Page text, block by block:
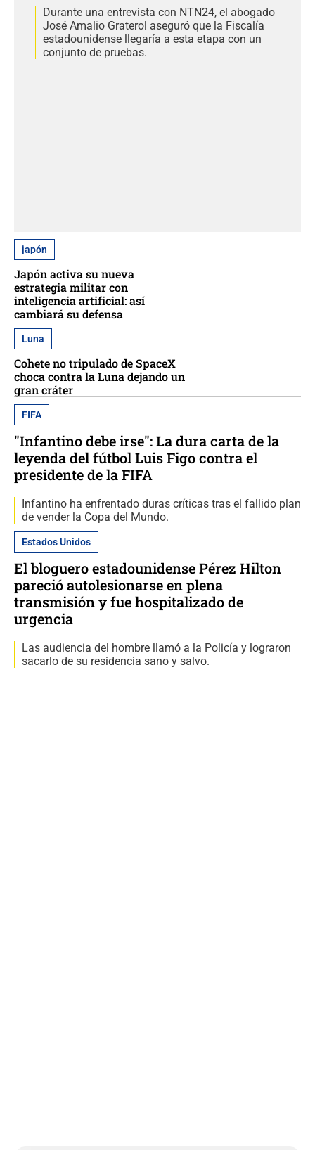
Durante una entrevista con NTN24, el abogado
José Amalio Graterol aseguró que la Fiscalía
estadounidense llegaría a esta etapa con un
conjunto de pruebas.
japón
Japón activa su nueva
estrategia militar con
inteligencia artificial: así
cambiará su defensa
Luna
Cohete no tripulado de SpaceX
choca contra la Luna dejando un
gran cráter
FIFA
"Infantino debe irse": La dura carta de la
leyenda del fútbol Luis Figo contra el
presidente de la FIFA
Infantino ha enfrentado duras críticas tras el fallido plan
de vender la Copa del Mundo.
Estados Unidos
El bloguero estadounidense Pérez Hilton
pareció autolesionarse en plena
transmisión y fue hospitalizado de
urgencia
Las audiencia del hombre llamó a la Policía y lograron
sacarlo de su residencia sano y salvo.